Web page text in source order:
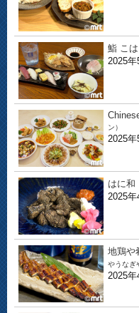
鮨 こ
2025年
ン）
2025
はに和
2025
地鶏や
やうなぎ
2025